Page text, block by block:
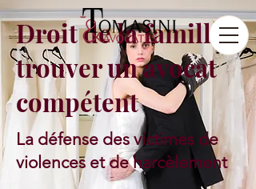
Droit de la famille :
trouver un avocat
compétent
La défense des victimes de
violences et de harcèlement